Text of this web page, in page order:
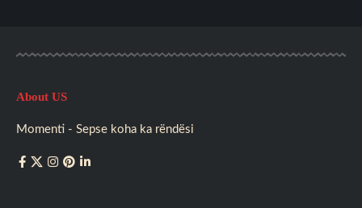
About US
Momenti - Sepse koha ka rëndësi